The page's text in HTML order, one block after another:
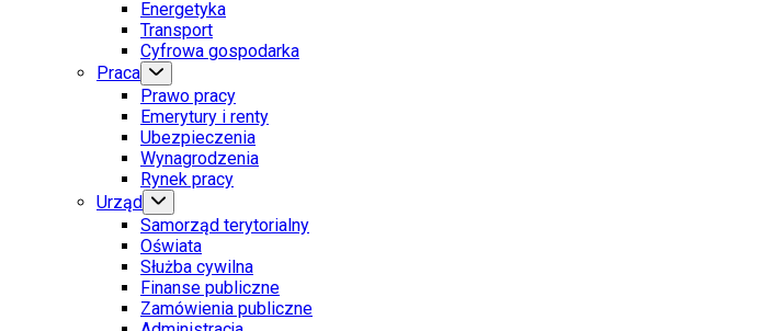
Energetyka
Transport
Cyfrowa gospodarka
Praca
Prawo pracy
Emerytury i renty
Ubezpieczenia
Wynagrodzenia
Rynek pracy
Urząd
Samorząd terytorialny
Oświata
Służba cywilna
Finanse publiczne
Zamówienia publiczne